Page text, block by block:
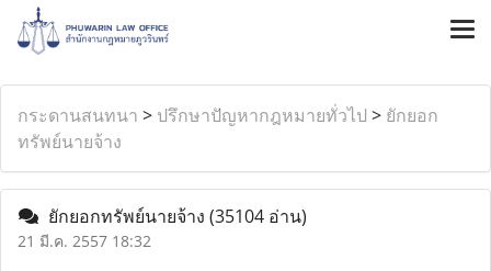
กระดานสนทนา > ปรึกษาปัญหากฎหมายทั่วไป > ยักยอก
ทรัพย์นายจ้าง
ยักยอกทรัพย์นายจ้าง (35104 อ่าน)
21 มี.ค. 2557 18:32